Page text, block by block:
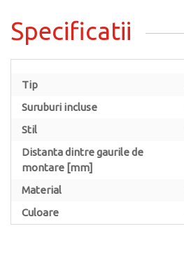
Specificatii
Tip
Suruburi incluse
Stil
Distanta dintre gaurile de
montare [mm]
Material
Culoare